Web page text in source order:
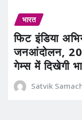
भारत
फिट इंडिया
जनआंदोलन,
गेम्स में दिखेगी
Satvik